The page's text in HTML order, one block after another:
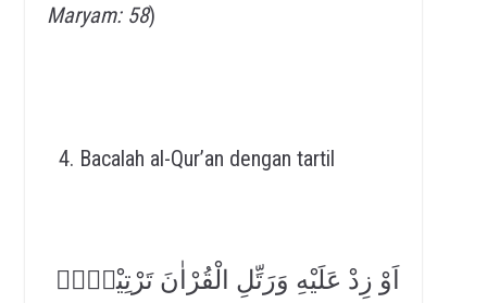
Maryam: 58)
Bacalah al-Qur’an dengan tartil
اَوْ زِدْ عَلَيْهِ وَرَتِّلِ الْقُرْاٰنَ تَرْتِيْلًاۗ